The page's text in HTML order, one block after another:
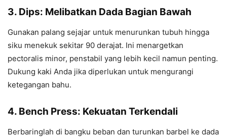
3. Dips: Melibatkan Dada Bagian Bawah
Gunakan palang sejajar untuk menurunkan tubuh hingga
siku menekuk sekitar 90 derajat. Ini menargetkan
pectoralis minor, penstabil yang lebih kecil namun penting.
Dukung kaki Anda jika diperlukan untuk mengurangi
ketegangan bahu.
4. Bench Press: Kekuatan Terkendali
Berbaringlah di bangku beban dan turunkan barbel ke dada